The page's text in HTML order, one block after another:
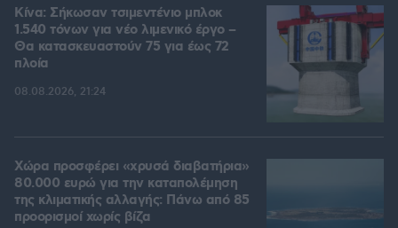
Κίνα: Σήκωσαν τσιμεντένιο μπλοκ
1.540 τόνων για νέο λιμενικό έργο –
Θα κατασκευαστούν 75 για έως 72
πλοία
08.08.2026, 21:24
Χώρα προσφέρει «χρυσά διαβατήρια»
80.000 ευρώ για την καταπολέμηση
της κλιματικής αλλαγής: Πάνω από 85
προορισμοί χωρίς βίζα